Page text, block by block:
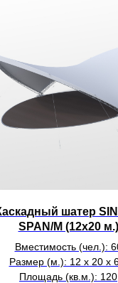
шатер
SPAN/M (12x20 м.)
Вместимость (чел.):
Размер (м.): 12 х 20 х
Площадь (кв.м.): 120